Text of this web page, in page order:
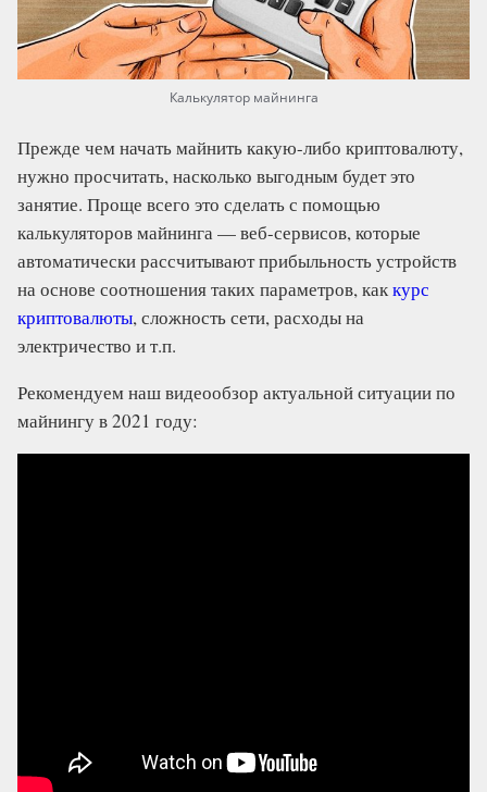
Калькулятор майнинга
Прежде чем начать майнить какую-либо криптовалюту,
нужно просчитать, насколько выгодным будет это
занятие. Проще всего это сделать с помощью
калькуляторов майнинга — веб-сервисов, которые
автоматически рассчитывают прибыльность устройств
на основе соотношения таких параметров, каккурс
криптовалюты, сложность сети, расходы на
электричество и т.п.
Рекомендуем наш видеообзор актуальной ситуации по
майнингу в 2021 году: